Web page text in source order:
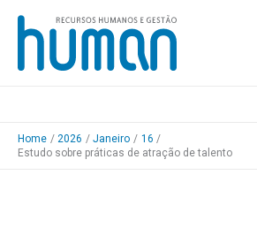
Skip
content
Home 2026 Janeiro
16
Estudo sobre práticas de atração de talento